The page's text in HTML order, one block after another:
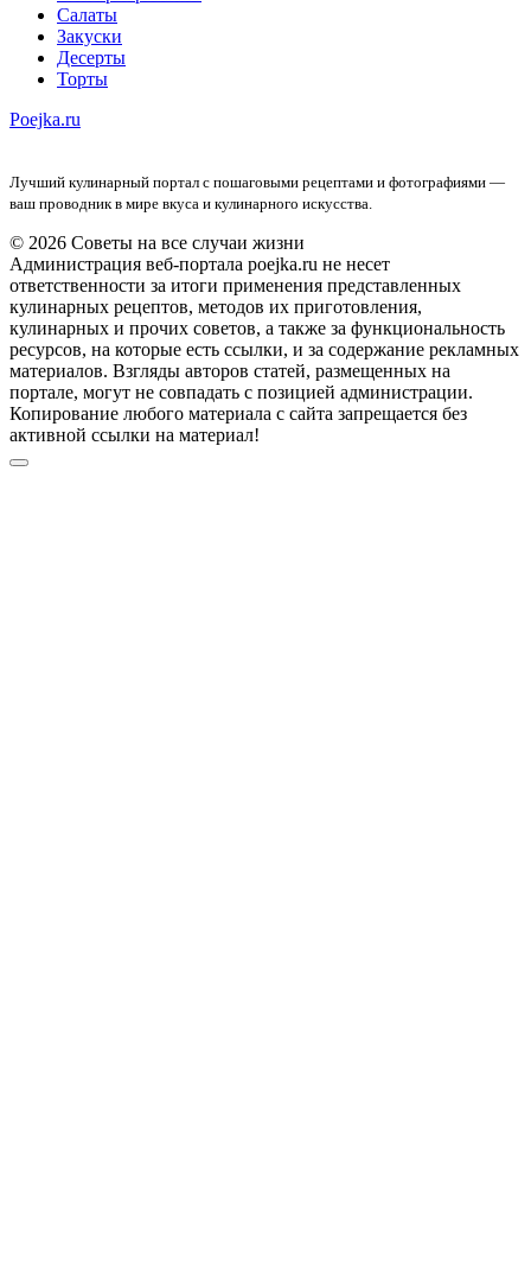
Салаты
Закуски
Десерты
Торты
Poejka.ru
Лучший кулинарный портал с пошаговыми рецептами и фотографиями —
ваш проводник в мире вкуса и кулинарного искусства.
© 2026 Советы на все случаи жизни
Администрация веб-портала poejka.ru не несет
ответственности за итоги применения представленных
кулинарных рецептов, методов их приготовления,
кулинарных и прочих советов, а также за функциональность
ресурсов, на которые есть ссылки, и за содержание рекламных
материалов. Взгляды авторов статей, размещенных на
портале, могут не совпадать с позицией администрации.
Копирование любого материала с сайта запрещается без
активной ссылки на материал!